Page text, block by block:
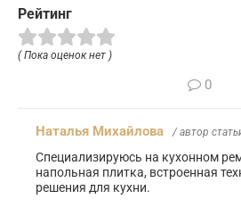
Рейтинг
( Пока оценок нет )
0
Наталья Михайлова / автор
Специализируюсь на кухонном
напольная плитка, встроенная
решения для кухни.